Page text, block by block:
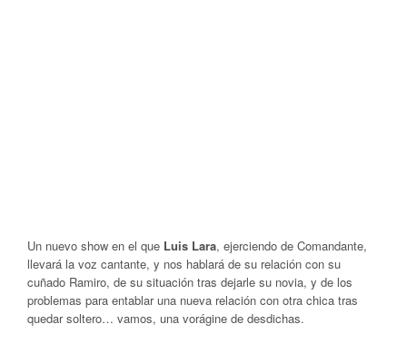
Un nuevo show en el que Luis Lara, ejerciendo de Comandante,
llevará la voz cantante, y nos hablará de su relación con su
cuñado Ramiro, de su situación tras dejarle su novia, y de los
problemas para entablar una nueva relación con otra chica tras
quedar soltero… vamos, una vorágine de desdichas.